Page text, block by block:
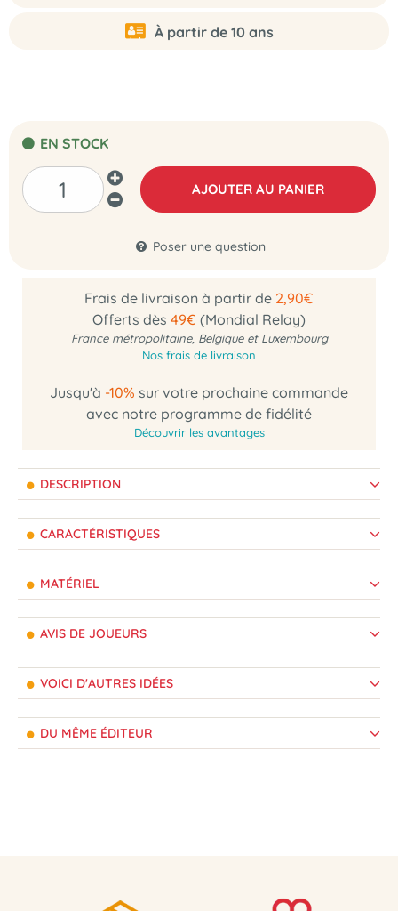
À partir de 10 ans
EN STOCK
AJOUTER AU PANIER
Poser une question
Frais de livraison à partir de 2,90€
Offerts dès 49€ (Mondial Relay)
France métropolitaine, Belgique et Luxembourg
Nos frais de livraison
Jusqu'à -10% sur votre prochaine commande
avec notre programme de fidélité
Découvrir les avantages
DESCRIPTION
CARACTÉRISTIQUES
MATÉRIEL
AVIS DE JOUEURS
VOICI D'AUTRES IDÉES
DU MÊME ÉDITEUR